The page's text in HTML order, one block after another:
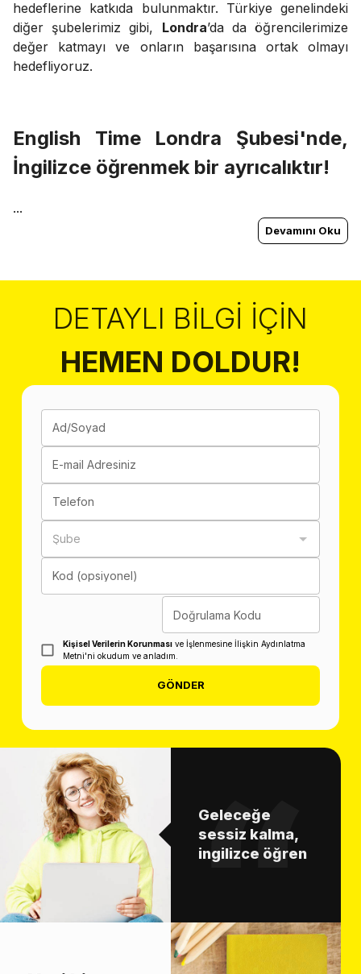
hedeflerine katkıda bulunmaktır. Türkiye genelindeki
diğer şubelerimiz gibi, Londra’da da öğrencilerimize
değer katmayı ve onların başarısına ortak olmayı
hedefliyoruz.
English Time Londra Şubesi'nde,
İngilizce öğrenmek bir ayrıcalıktır!
...
Devamını Oku
DETAYLI BILGI İÇIN
HEMEN DOLDUR!
Ad/Soyad
E-mail Adresiniz
Telefon
Şube
Kod (opsiyonel)
Doğrulama Kodu
Kişisel Verilerin Korunması ve İşlenmesine İlişkin Aydınlatma
Metni'ni okudum ve anladım.
GÖNDER
Geleceğe
sessiz kalma,
ingilizce öğren